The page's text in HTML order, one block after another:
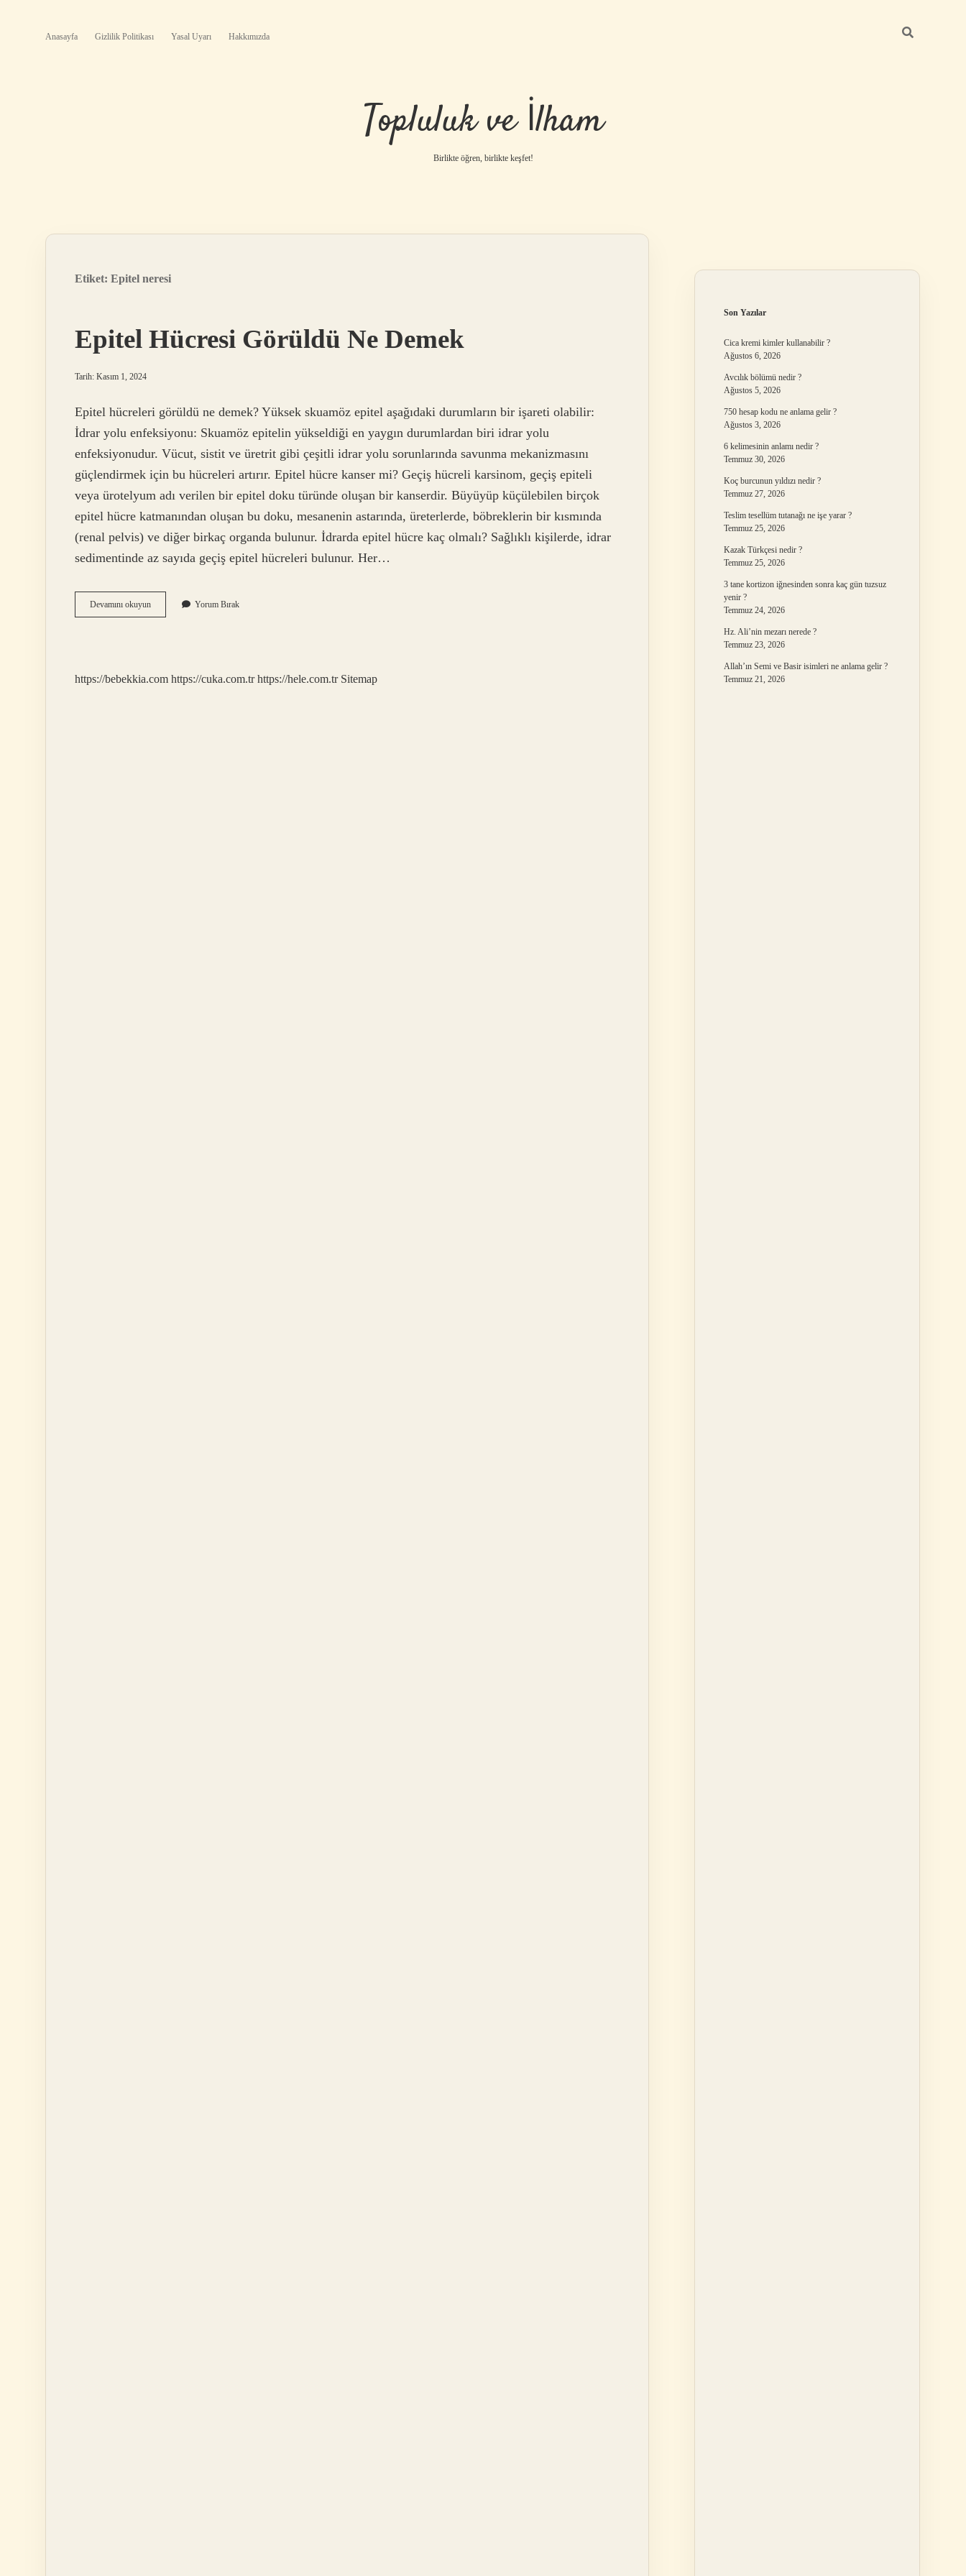
Anasayfa Gizlilik Politikası Yasal Uyarı Hakkımızda
Topluluk ve İlham
Birlikte öğren, birlikte keşfet!
Etiket: Epitel neresi
Epitel Hücresi Görüldü Ne Demek
Tarih: Kasım 1, 2024
Epitel hücreleri görüldü ne demek? Yüksek skuamöz epitel aşağıdaki durumların bir işareti olabilir:
İdrar yolu enfeksiyonu: Skuamöz epitelin yükseldiği en yaygın durumlardan biri idrar yolu
enfeksiyonudur. Vücut, sistit ve üretrit gibi çeşitli idrar yolu sorunlarında savunma mekanizmasını
güçlendirmek için bu hücreleri artırır. Epitel hücre kanser mi? Geçiş hücreli karsinom, geçiş epiteli
veya ürotelyum adı verilen bir epitel doku türünde oluşan bir kanserdir. Büyüyüp küçülebilen birçok
epitel hücre katmanından oluşan bu doku, mesanenin astarında, üreterlerde, böbreklerin bir kısmında
(renal pelvis) ve diğer birkaç organda bulunur. İdrarda epitel hücre kaç olmalı? Sağlıklı kişilerde, idrar
sedimentinde az sayıda geçiş epitel hücreleri bulunur. Her…
Devamını okuyunEpitel
Hücresi
Yorum Bırak
https://bebekkia.com https://cuka.com.tr https://hele.com.tr Sitemap
Son Yazılar
Cica kremi kimler kullanabilir ?
Ağustos 6, 2026
Avcılık bölümü nedir ?
Ağustos 5, 2026
750 hesap kodu ne anlama gelir ?
Ağustos 3, 2026
6 kelimesinin anlamı nedir ?
Temmuz 30, 2026
Koç burcunun yıldızı nedir ?
Temmuz 27, 2026
Teslim tesellüm tutanağı ne işe yarar ?
Temmuz 25, 2026
Kazak Türkçesi nedir ?
Temmuz 25, 2026
3 tane kortizon iğnesinden sonra kaç gün tuzsuz
yenir ?
Temmuz 24, 2026
Hz. Ali’nin mezarı nerede ?
Temmuz 23, 2026
Allah’ın Semi ve Basir isimleri ne anlama gelir ?
Temmuz 21, 2026